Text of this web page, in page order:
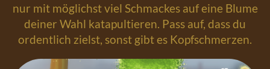
nur mit möglichst viel Schmackes auf eine Blume
deiner Wahl katapultieren. Pass auf, dass du
ordentlich zielst, sonst gibt es Kopfschmerzen.